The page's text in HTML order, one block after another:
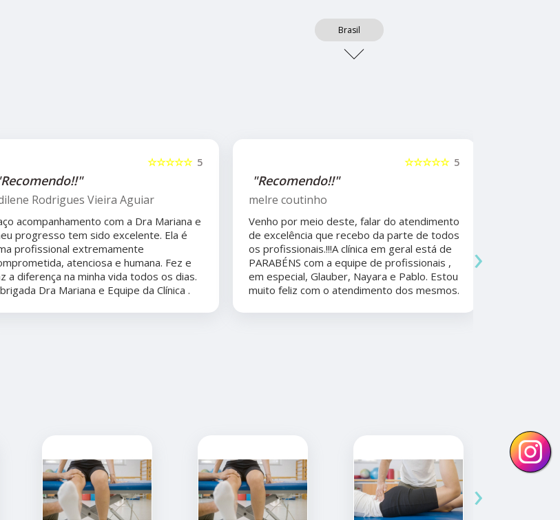
Brasil
5
☆☆☆☆☆
Rodrigues Vieira Aguiar
acompanhamento com a Dra Mariana e
progresso tem sido excelente. Ela é
profissional extremamente
atenciosa e humana. Fez e
a diferença na minha vida todos os dias.
Dra Mariana e Equipe da Clínica .
5
☆☆☆☆☆
"Recomendo!!"
melre coutinho
Venho por meio deste, falar do atendimento
de excelência que recebo da parte de todos
os profissionais.!!!A clínica em geral está de
PARABÉNS com a equipe de profissionais ,
em especial, Glauber, Nayara e Pablo. Estou
muito feliz com o atendimento dos mesmos.
›
›